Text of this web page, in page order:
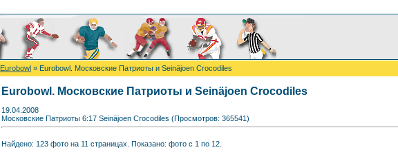
Eurobowl » Eurobowl. Московские Патриоты и Seinäjoen Crocodiles
Eurobowl. Московские Патриоты и Seinäjoen Crocodiles
19.04.2008
Московские Патриоты 6:17 Seinäjoen Crocodiles (Просмотров: 365541)
Найдено: 123 фото на 11 страницах. Показано: фото с 1 по 12.